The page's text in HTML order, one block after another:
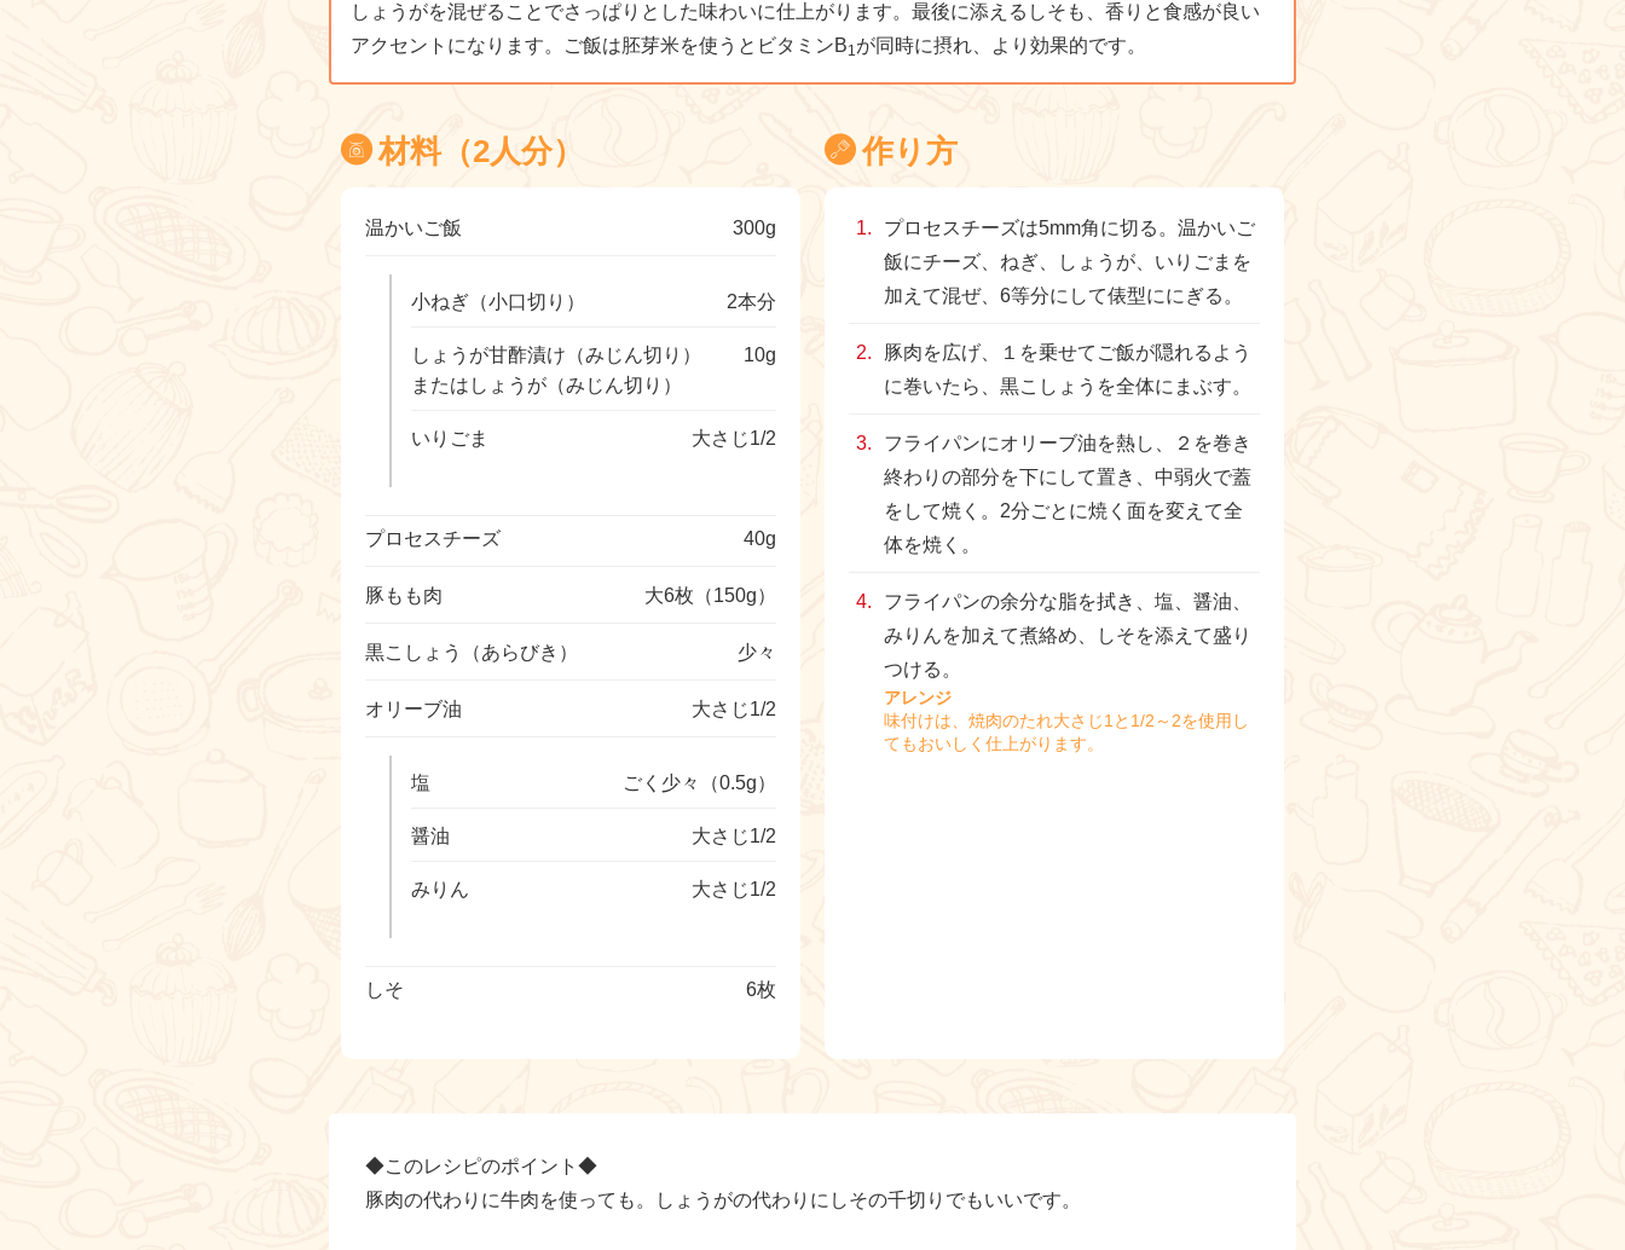
しょうがを混ぜることでさっぱりとした味わいに仕上がります。最後に添えるしそも、香りと食感が良い
アクセントになります。ご飯は胚芽米を使うとビタミンB1が同時に摂れ、より効果的です。
材料（2人分）
温かいご飯 300g
小ねぎ（小口切り） 2本分
しょうが甘酢漬け（みじん切り）
またはしょうが（みじん切り）
10g
いりごま 大さじ1/2
プロセスチーズ 40g
豚もも肉 大6枚（150g）
黒こしょう（あらびき） 少々
オリーブ油 大さじ1/2
塩 ごく少々（0.5g）
醤油 大さじ1/2
みりん 大さじ1/2
しそ 6枚
作り方
プロセスチーズは5mm角に切る。温かいご
飯にチーズ、ねぎ、しょうが、いりごまを
加えて混ぜ、6等分にして俵型ににぎる。
豚肉を広げ、１を乗せてご飯が隠れるよう
に巻いたら、黒こしょうを全体にまぶす。
フライパンにオリーブ油を熱し、２を巻き
終わりの部分を下にして置き、中弱火で蓋
をして焼く。2分ごとに焼く面を変えて全
体を焼く。
フライパンの余分な脂を拭き、塩、醤油、
みりんを加えて煮絡め、しそを添えて盛り
つける。
アレンジ
味付けは、焼肉のたれ大さじ1と1/2～2を使用し
てもおいしく仕上がります。
◆このレシピのポイント◆
豚肉の代わりに牛肉を使っても。しょうがの代わりにしその千切りでもいいです。